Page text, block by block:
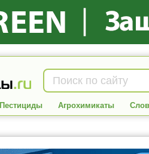
Пестициды Агрохимикаты